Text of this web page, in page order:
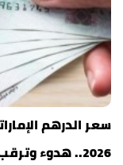
2026.. هدوء وترقب